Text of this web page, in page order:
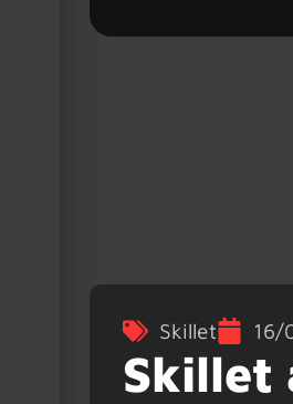
Skillet 16/
Skillet